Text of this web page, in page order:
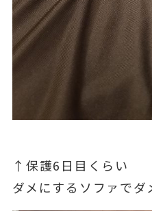
↑保護6日目くらい
ダメにするソファでダ